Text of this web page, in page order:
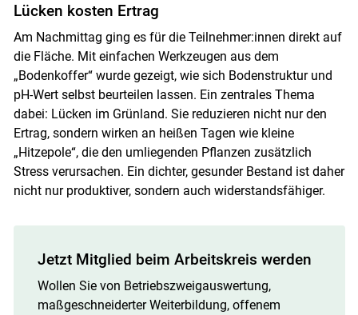
Lücken kosten Ertrag
Am Nachmittag ging es für die Teilnehmer:innen direkt auf
die Fläche. Mit einfachen Werkzeugen aus dem
„Bodenkoffer“ wurde gezeigt, wie sich Bodenstruktur und
pH-Wert selbst beurteilen lassen. Ein zentrales Thema
dabei: Lücken im Grünland. Sie reduzieren nicht nur den
Ertrag, sondern wirken an heißen Tagen wie kleine
„Hitzepole“, die den umliegenden Pflanzen zusätzlich
Stress verursachen. Ein dichter, gesunder Bestand ist daher
nicht nur produktiver, sondern auch widerstandsfähiger.
Jetzt Mitglied beim Arbeitskreis werden
Wollen Sie von Betriebszweigauswertung,
maßgeschneiderter Weiterbildung, offenem